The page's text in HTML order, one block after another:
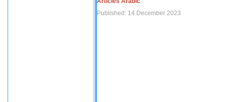
Published: 14 December 2023